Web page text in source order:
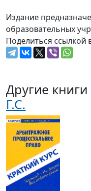
Издание
образовательных
Поделиться ссылкой
Другие книги
Г.С.